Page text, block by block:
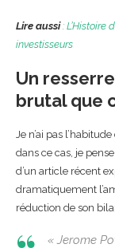
Lire aussi : L’Histoire
investisseurs
Un
brutal que
Je n’ai pas
dans ce cas, je
d’un article récent
dramatiquement
réduction de son
« Jerome